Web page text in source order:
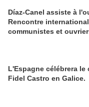
Díaz-Canel assiste à
Rencontre
communistes et
L'Espagne célébrera le
Fidel Castro en Galice.